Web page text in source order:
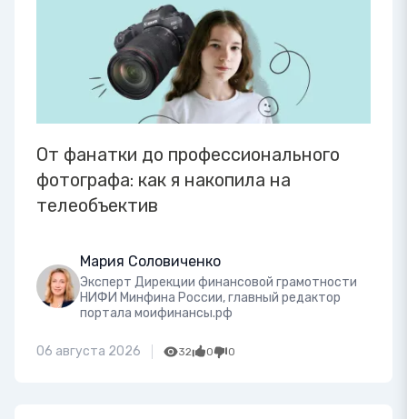
От фанатки до профессионального
фотографа: как я накопила на
телеобъектив
Мария Соловиченко
Эксперт Дирекции финансовой грамотности
НИФИ Минфина России, главный редактор
портала моифинансы.рф
06 августа 2026 32 0 0